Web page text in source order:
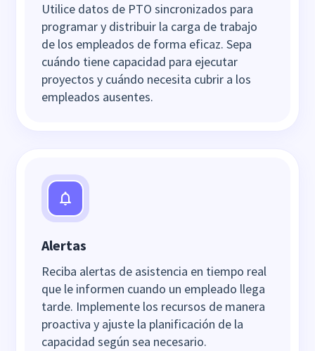
Utilice datos de PTO sincronizados para
programar y distribuir la carga de trabajo
de los empleados de forma eficaz. Sepa
cuándo tiene capacidad para ejecutar
proyectos y cuándo necesita cubrir a los
empleados ausentes.
Alertas
Reciba alertas de asistencia en tiempo real
que le informen cuando un empleado llega
tarde. Implemente los recursos de manera
proactiva y ajuste la planificación de la
capacidad según sea necesario.